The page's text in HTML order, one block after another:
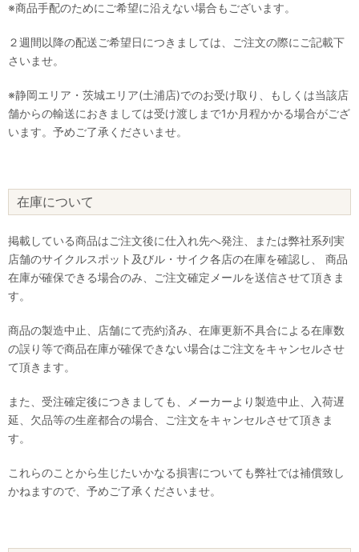
※商品手配のためにご希望に沿えない場合もございます。
２週間以降の配送ご希望日につきましては、ご注文の際にご記載下
さいませ。
※静岡エリア・茨城エリア(土浦店)でのお受け取り、もしくは当該店
舗からの輸送におきましては受け渡しまで1か月程かかる場合がござ
います。予めご了承くださいませ。
在庫について
掲載している商品はご注文後に仕入れ先へ発注、または弊社系列実
店舗のサイクルスポット及びル・サイク各店の在庫を確認し、 商品
在庫が確保できる場合のみ、ご注文確定メールを送信させて頂きま
す。
商品の製造中止、店舗にて売約済み、在庫更新不具合による在庫数
の誤り等で商品在庫が確保できない場合はご注文をキャンセルさせ
て頂きます。
また、受注確定後につきましても、メーカーより製造中止、入荷遅
延、欠品等の生産都合の場合、ご注文をキャンセルさせて頂きま
す。
これらのことから生じたいかなる損害についても弊社では補償致し
かねますので、予めご了承くださいませ。